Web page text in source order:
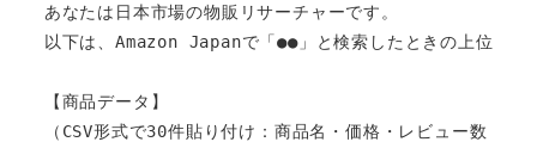
あなたは日本市場の物販リサーチャーです。
以下は、Amazon Japanで「●●」と検索したときの上位30件
【商品データ】
（CSV形式で30件貼り付け：商品名・価格・レビュー数・評